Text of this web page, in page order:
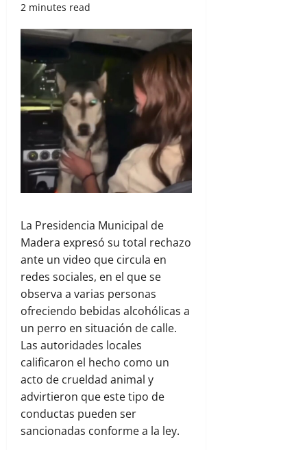
2 minutes read
La Presidencia Municipal de
Madera expresó su total rechazo
ante un video que circula en
redes sociales, en el que se
observa a varias personas
ofreciendo bebidas alcohólicas a
un perro en situación de calle.
Las autoridades locales
calificaron el hecho como un
acto de crueldad animal y
advirtieron que este tipo de
conductas pueden ser
sancionadas conforme a la ley.